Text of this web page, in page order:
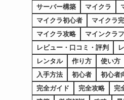
サーバー構築
マイクラ
マイクラ初心者
マイクラ
マイクラ攻略
マインクラ
レビュー・口コミ・評判
レンタル
作り方 使い方
入手方法
初心者 初心者
完全ガイド
完全攻略
完